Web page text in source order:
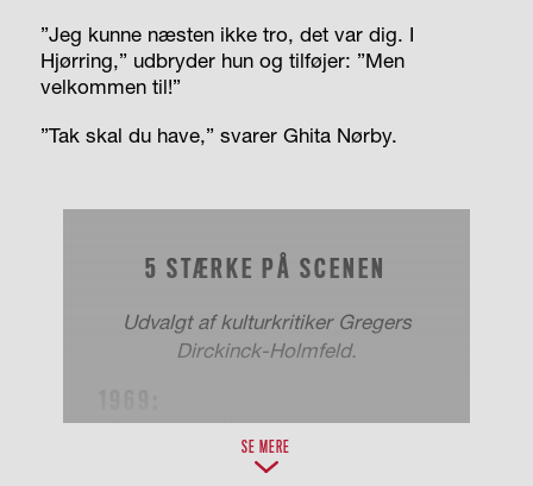
”Jeg kunne næsten ikke tro, det var dig. I
Hjørring,” udbryder hun og tilføjer: ”Men
velkommen til!”
”Tak skal du have,” svarer Ghita Nørby.
5 STÆRKE PÅ SCENEN
Udvalgt af kulturkritiker Gregers
Dirckinck-Holmfeld.
’Cabaret’, Ungdommens
SE MERE